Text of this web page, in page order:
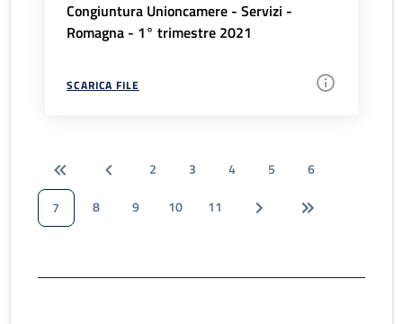
Congiuntura Unioncamere - Servizi -
Romagna - 1° trimestre 2021
SCARICA FILE
2 3 4 5
6
7
8 9 10 11